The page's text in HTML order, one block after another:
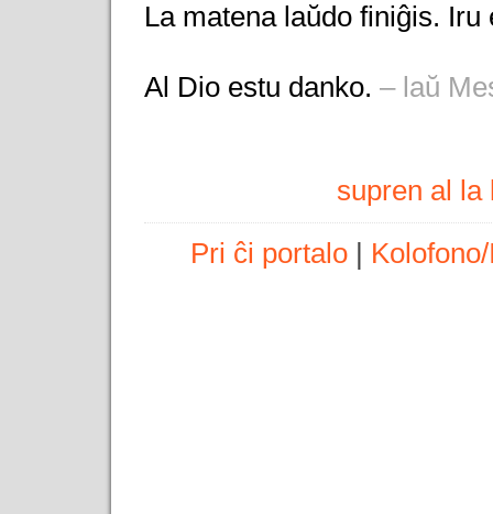
La matena laŭdo finiĝis. Iru
Al Dio estu danko. – laŭ
supren al la
Pri ĉi portalo|